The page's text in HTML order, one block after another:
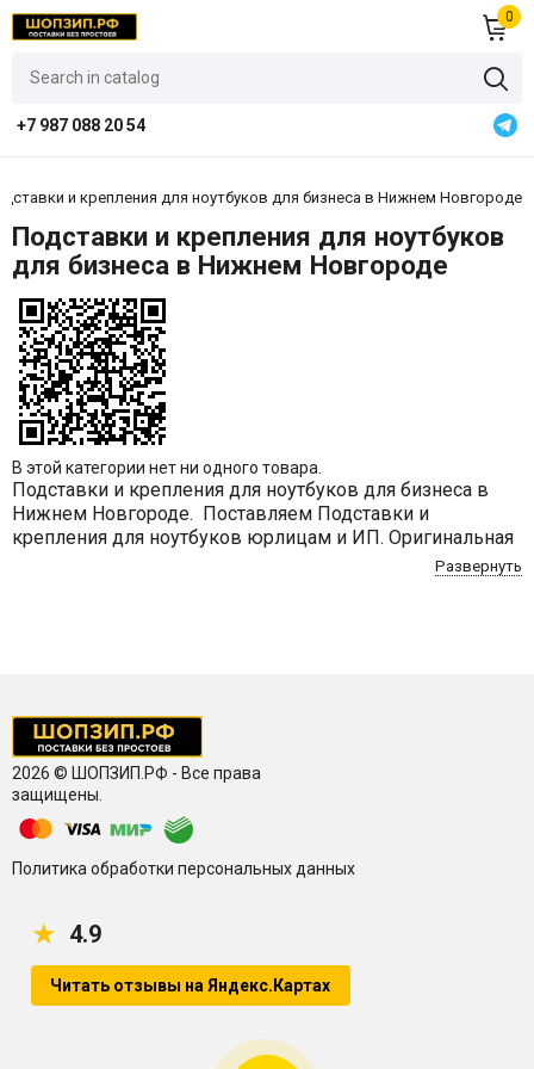
0
+7 987 088 20 54
и крепления для ноутбуков для бизнеса в Нижнем Новгороде
Подставки и крепления для ноутбуков
для бизнеса в Нижнем Новгороде
В этой категории нет ни одного товара.
Подставки и крепления для ноутбуков для бизнеса в
Нижнем Новгороде. Поставляем Подставки и
крепления для ноутбуков юрлицам и ИП. Оригинальная
техника, оригинальные и совместимые расходники.Развернуть
2026 © ШОПЗИП.РФ - Все права
защищены.
Политика обработки персональных данных
★ 4.9
Читать отзывы на Яндекс.Картах